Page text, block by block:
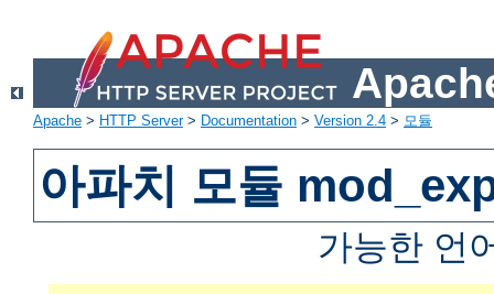
Apache > HTTP Server> Documentation > Version 2.4 > 모듈
아파치 모듈
가능한 언